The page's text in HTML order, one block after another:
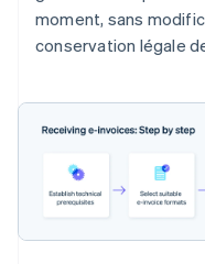
moment, sans
conservation légale